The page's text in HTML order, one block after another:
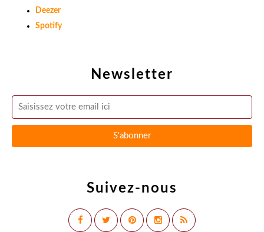
Newsletter
Suivez-nous
Deezer
Spotify